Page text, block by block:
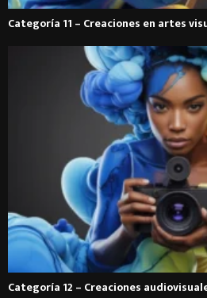
Categoría 11 – Creaciones en artes
Categoría 12 – Creaciones